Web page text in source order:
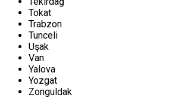
Tokat
Trabzon
Tunceli
Uşak
Van
Yalova
Yozgat
Zonguldak